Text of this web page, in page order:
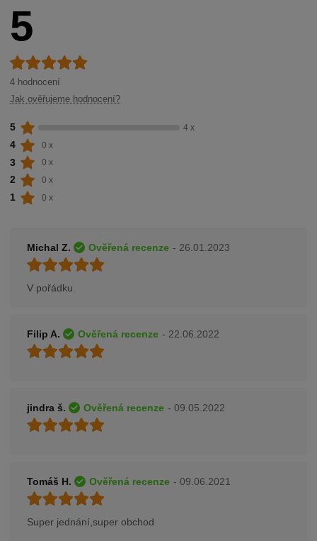
5
4 hodnocení
Jak ověřujeme hodnocení?
5 4 x
4 0 x
3 0 x
2 0 x
1 0 x
Michal Z. Ověřená recenze - 26.01.2023
V pořádku.
Filip A. Ověřená recenze - 22.06.2022
jindra š. Ověřená recenze - 09.05.2022
Tomáš H. Ověřená recenze - 09.06.2021
Super jednání,super obchod